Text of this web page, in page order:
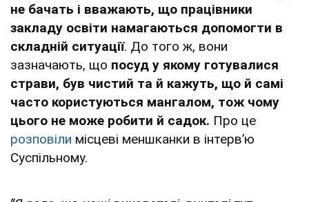
не бачать і вважають, що працівники
закладу освіти намагаються допомогти в
складній ситуації. До того ж, вони
зазначають, що посуд у якому готувалися
страви, був чистий та й кажуть, що й самі
часто користуються мангалом, тож чому
цього не може робити й садок. Про це
розповіли місцеві меншканки в інтервʼю
Суспільному.